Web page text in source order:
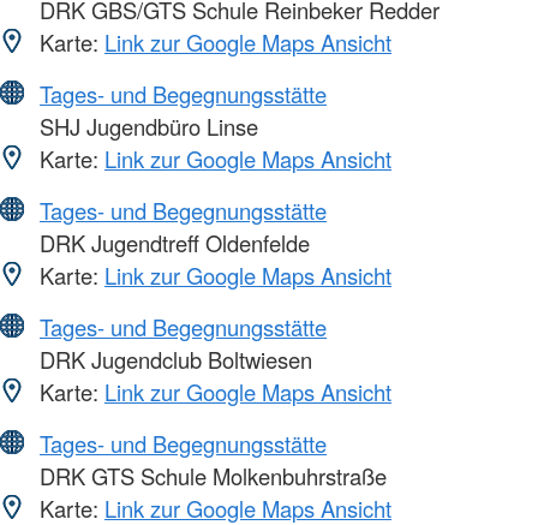
DRK GBS/GTS Schule Reinbeker Redder
Karte: Link zur Google Maps Ansicht
Tages- und Begegnungsstätte
SHJ Jugendbüro Linse
Karte: Link zur Google Maps Ansicht
Tages- und Begegnungsstätte
DRK Jugendtreff Oldenfelde
Karte: Link zur Google Maps Ansicht
Tages- und Begegnungsstätte
DRK Jugendclub Boltwiesen
Karte: Link zur Google Maps Ansicht
Tages- und Begegnungsstätte
DRK GTS Schule Molkenbuhrstraße
Karte: Link zur Google Maps Ansicht